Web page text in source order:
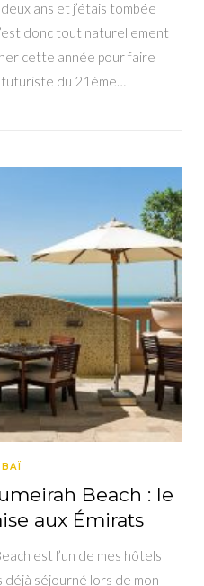
deux ans et j’étais tombée
donc tout naturellement
cette année pour faire
du 21ème…
Beach : le
aux Émirats
est l’un de mes hôtels
déjà séjourné lors de mon